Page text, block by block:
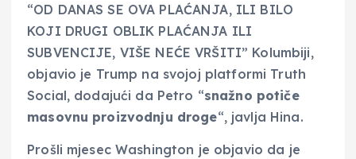
“OD DANAS SE OVA PLAĆANJA, ILI BILO
KOJI DRUGI OBLIK PLAĆANJA ILI
SUBVENCIJE, VIŠE NEĆE VRŠITI” Kolumbiji,
objavio je Trump na svojoj platformi Truth
Social, dodajući da Petro “snažno potiče
masovnu proizvodnju droge“, javlja Hina.
Prošli mjesec Washington je objavio da je